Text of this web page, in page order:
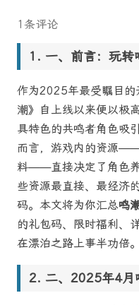
1条评论
一、前言：玩转
作为2025年最受瞩目的
潮》自上线以来便以极
具特色的共鸣者角色吸
而言，游戏内的资源
料——直接决定了角色
些资源最直接、最经济
码。本文将为你汇总鸣
的礼包码、限时福利、
在漂泊之路上事半功倍。
二、2025年4月